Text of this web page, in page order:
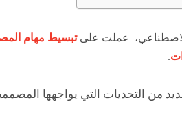
عملت علىتبسيط مهام
.
من التحديات التي يواجهها